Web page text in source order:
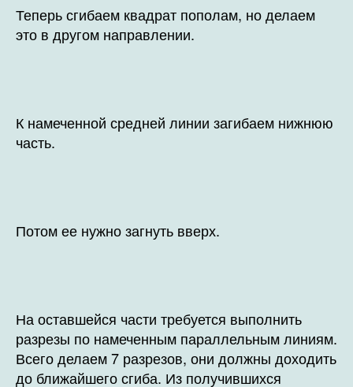
Теперь сгибаем квадрат пополам, но делаем
это в другом направлении.
К намеченной средней линии загибаем нижнюю
часть.
Потом ее нужно загнуть вверх.
На оставшейся части требуется выполнить
разрезы по намеченным параллельным линиям.
Всего делаем 7 разрезов, они должны доходить
до ближайшего сгиба. Из получившихся